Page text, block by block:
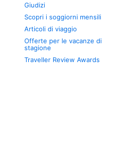
Giudizi
Scopri i soggiorni mensili
Articoli di viaggio
Offerte per le vacanze di
stagione
Traveller Review Awards